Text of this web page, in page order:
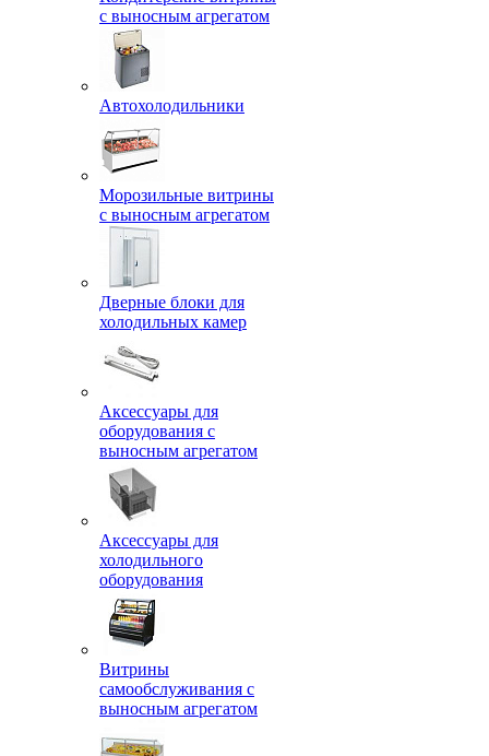
с выносным агрегатом
Автохолодильники
Морозильные витрины
с выносным агрегатом
Дверные блоки для
холодильных камер
Аксессуары для
оборудования с
выносным агрегатом
Аксессуары для
холодильного
оборудования
Витрины
самообслуживания с
выносным агрегатом